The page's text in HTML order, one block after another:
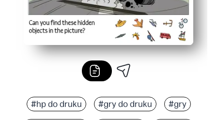
#hp do druku #gry do druku #gry